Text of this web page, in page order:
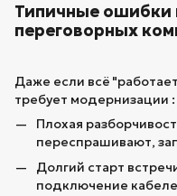
Типичные ошибки
переговорных
Даже если всё
требует модернизации :
Плохая
переспрашивают,
Долгий старт
подключение